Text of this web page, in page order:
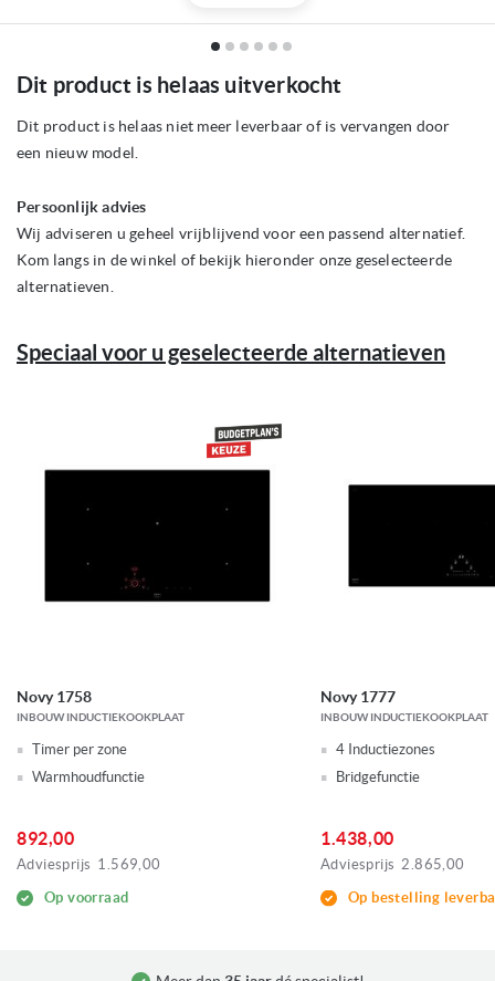
naar
begin
van
Dit product is helaas uitverkocht
Dit product is helaas niet meer leverbaar of is vervangen door
een nieuw model.
Persoonlijk advies
Wij adviseren u geheel vrijblijvend voor een passend alternatief.
Kom langs in de winkel of bekijk hieronder onze geselecteerde
alternatieven.
Speciaal voor u geselecteerde alternatieven
Novy 1758
INBOUW INDUCTIEKOOKPLAAT
Timer per zone
Warmhoudfunctie
892,00
Adviesprijs 1.569,00
Op voorraad
Novy 1777
INBOUW INDUCTIEKOOKPLAAT
4 Inductiezones
Bridgefunctie
1.438,00
Adviesprijs 2.865,00
Op bestelling